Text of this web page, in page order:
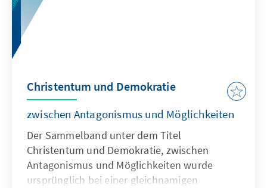
Christentum und Demokratie
zwischen Antagonismus und Möglichkeiten
Der Sammelband unter dem Titel
Christentum und Demokratie, zwischen
Antagonismus und Möglichkeiten wurde
ursprünglich bei einer gleichnamigen